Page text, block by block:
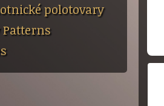
polotovary
Patterns